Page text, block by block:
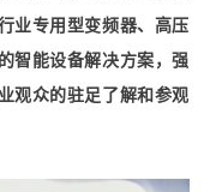
业专用型变频器、高压
智能设备解决方案，强
观众的驻足了解和参观